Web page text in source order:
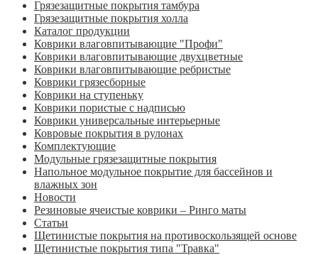
Грязезащитные покрытия тамбура
Грязезащитные покрытия холла
Каталог продукции
Коврики влаговпитывающие "Профи"
Коврики влаговпитывающие двухцветные
Коврики влаговпитывающие ребристые
Коврики грязесборные
Коврики на ступеньку
Коврики пористые с надписью
Коврики универсальные интерьерные
Ковровые покрытия в рулонах
Комплектующие
Модульные грязезащитные покрытия
Напольное модульное покрытие для бассейнов и
влажных зон
Новости
Резиновые ячеистые коврики – Ринго маты
Статьи
Щетинистые покрытия на противоскользящей основе
Щетинистые покрытия типа "Травка"